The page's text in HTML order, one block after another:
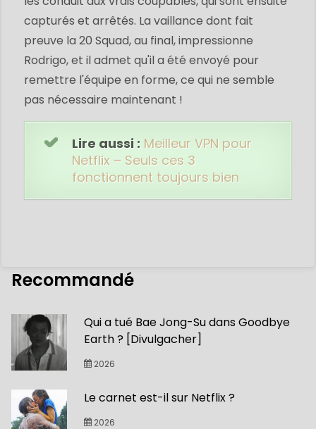
capturés et arrêtés. La vaillance dont fait
preuve la 20 Squad, au final, impressionne
Rodrigo, et il admet qu'il a été envoyé pour
remettre l'équipe en forme, ce qui ne semble
pas nécessaire maintenant !
Lire aussi : Meilleur VPN pour
Netflix – Seuls ces 3
fonctionnent toujours bien
Recommandé
Qui a tué Bae Jong-Su dans Goodbye
Earth ? [Divulgacher]
2026
Le carnet est-il sur Netflix ?
2026